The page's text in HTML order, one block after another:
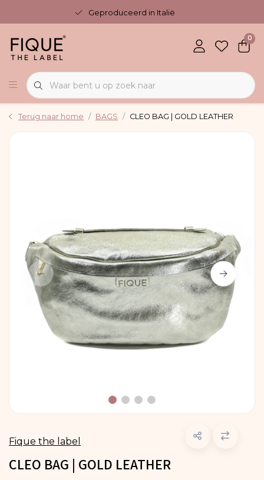
Geproduceerd in Italië
0
Terug naar home BAGS CLEO BAG | GOLD LEATHER
Fique the label
CLEO BAG | GOLD LEATHER